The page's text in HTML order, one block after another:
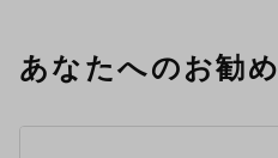
あなたへのお勧め